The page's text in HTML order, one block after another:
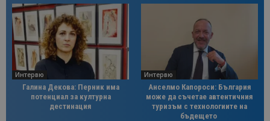
Интервю
Галина Декова: Перник има
потенциал за културна
дестинация
Интервю
Анселмо Капороси: България
може да съчетае автентичния
туризъм с технологиите на
бъдещето